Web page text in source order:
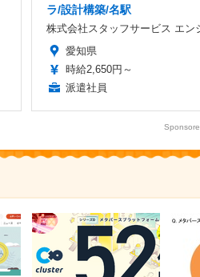
ラ/設計構築/名駅
株式会社スタッフサービス エン
愛知県
時給2,650円～
派遣社員